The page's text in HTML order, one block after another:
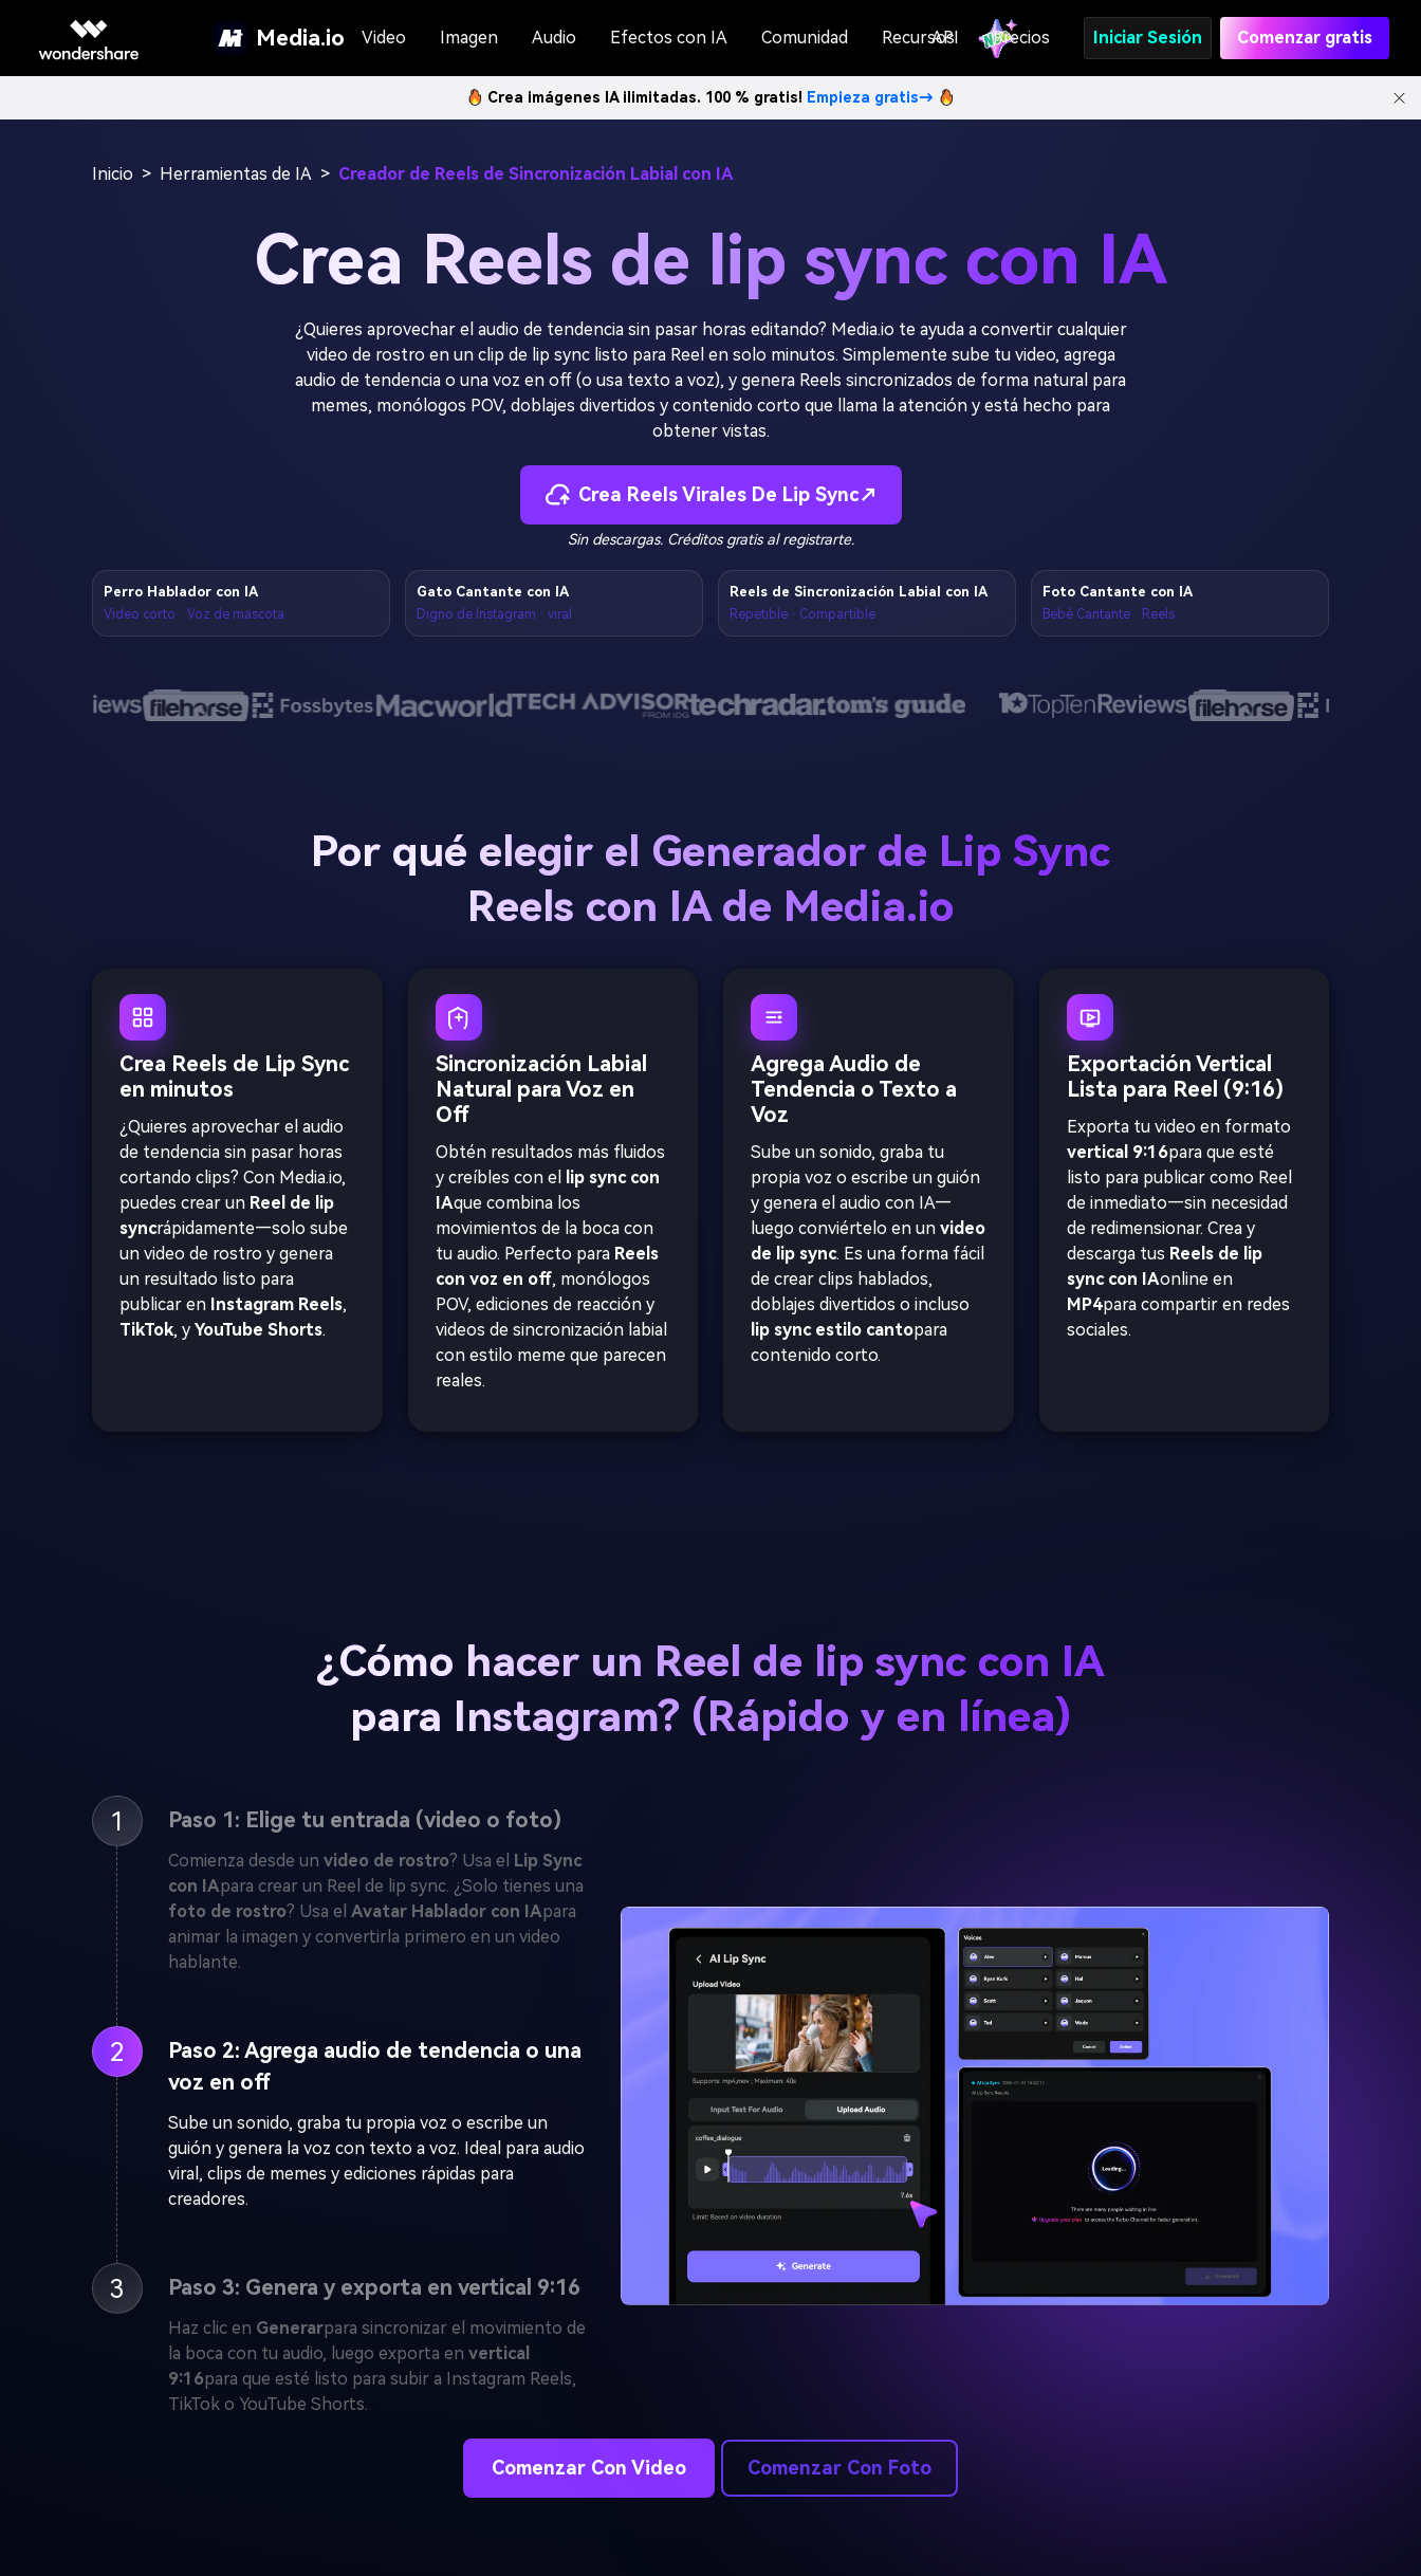
Media.io Video Imagen Audio Efectos con IA Comunidad Recursos
API Precios Iniciar Sesión Comenzar gratis
Crea imágenes IA ilimitadas. 100 % gratis! Empieza gratis→
Inicio > Herramientas de IA > Creador de Reels de Sincronización Labial con IA
Crea Reels de lip sync con IA
¿Quieres aprovechar el audio de tendencia sin pasar horas editando? Media.io te ayuda a convertir cualquier
video de rostro en un clip de lip sync listo para Reel en solo minutos. Simplemente sube tu video, agrega
audio de tendencia o una voz en off (o usa texto a voz), y genera Reels sincronizados de forma natural para
memes, monólogos POV, doblajes divertidos y contenido corto que llama la atención y está hecho para
obtener vistas.
Crea Reels Virales De Lip Sync↗
Sin descargas. Créditos gratis al registrarte.
Perro Hablador con IA
Video corto · Voz de mascota
Gato Cantante con IA
Digno de Instagram · viral
Reels de Sincronización Labial con IA
Repetible · Compartible
Foto Cantante con IA
Bebé Cantante · Reels
Por qué elegir el Generador de Lip Sync
Reels con IA de Media.io
Crea Reels de Lip Sync
en minutos
¿Quieres aprovechar el audio
de tendencia sin pasar horas
cortando clips? Con Media.io,
puedes crear un Reel de lip
syncrápidamente—solo sube
un video de rostro y genera
un resultado listo para
publicar en Instagram Reels,
TikTok, y YouTube Shorts.
Sincronización Labial
Natural para Voz en
Off
Obtén resultados más fluidos
y creíbles con el
lip sync con
IAque combina los
movimientos de la boca con
tu audio. Perfecto para Reels
con voz en off, monólogos
POV, ediciones de reacción y
videos de sincronización labial
con estilo meme que parecen
reales.
Agrega Audio de
Tendencia o Texto a
Voz
Sube un sonido, graba tu
propia voz o escribe un guión
y genera el audio con IA—
luego conviértelo en un video
de lip sync. Es una forma fácil
de crear clips hablados,
doblajes divertidos o incluso
lip sync estilo cantopara
contenido corto.
Exportación Vertical
Lista para Reel (9:16)
Exporta tu video en formato
vertical 9:16para que esté
listo para publicar como Reel
de inmediato—sin necesidad
de redimensionar. Crea y
descarga tus Reels de lip
sync con IAonline en
MP4para compartir en redes
sociales.
¿Cómo hacer un Reel de lip sync con IA
para Instagram? (Rápido y en línea)
1 Paso 1: Elige tu entrada (video o foto)
Comienza desde un video de rostro? Usa el Lip Sync
con IApara crear un Reel de lip sync. ¿Solo tienes una
foto de rostro? Usa el Avatar Hablador con IApara
animar la imagen y convertirla primero en un video
hablante.
2
Paso 2: Agrega audio de tendencia o una
voz en off
Sube un sonido, graba tu propia voz o escribe un
guión y genera la voz con texto a voz. Ideal para audio
viral, clips de memes y ediciones rápidas para
creadores.
3 Paso 3: Genera y exporta en vertical 9:16
Haz clic en Generarpara sincronizar el movimiento de
la boca con tu audio, luego exporta en vertical
9:16para que esté listo para subir a Instagram Reels,
TikTok o YouTube Shorts.
Comenzar Con Video Comenzar Con Foto
Crea imágenes IA
ilimitadas. 100 %